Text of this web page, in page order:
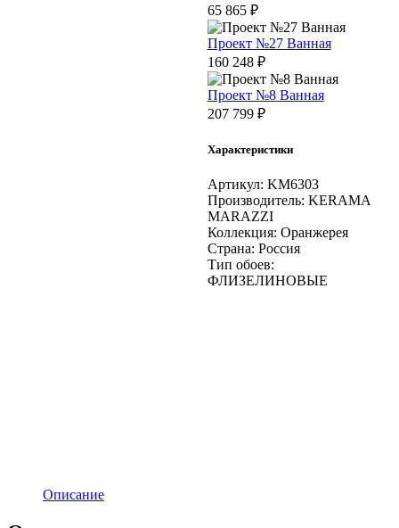
65 865 ₽
Проект №27 Ванная
160 248 ₽
Проект №8 Ванная
207 799 ₽
Характеристики
Артикул: KM6303
Производитель: KERAMA
MARAZZI
Коллекция: Оранжерея
Страна: Россия
Тип обоев:
ФЛИЗЕЛИНОВЫЕ
Описание